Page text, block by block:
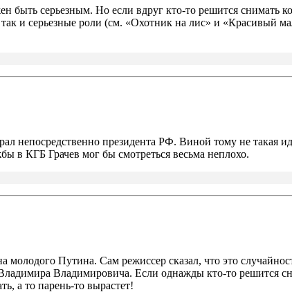
быть серьезным. Но если вдруг кто-то решится снимать
и серьезные роли (см. «Охотник на лис» и «Красивый
непосредственно президента РФ. Виной тому не такая
в КГБ Грачев мог бы смотреться весьма неплохо.
Путина. Сам режиссер сказал, что это
Владимировича. Если однажды кто-то решится
а то парень-то вырастет!